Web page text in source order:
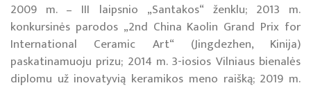
2009 m. – III laipsnio „Santakos“ ženklu; 2013 m.
konkursinės parodos „2nd China Kaolin Grand Prix for
International Ceramic Art“ (Jingdezhen, Kinija)
paskatinamuoju prizu; 2014 m. 3-iosios Vilniaus bienalės
diplomu už inovatyvią keramikos meno raišką; 2019 m.